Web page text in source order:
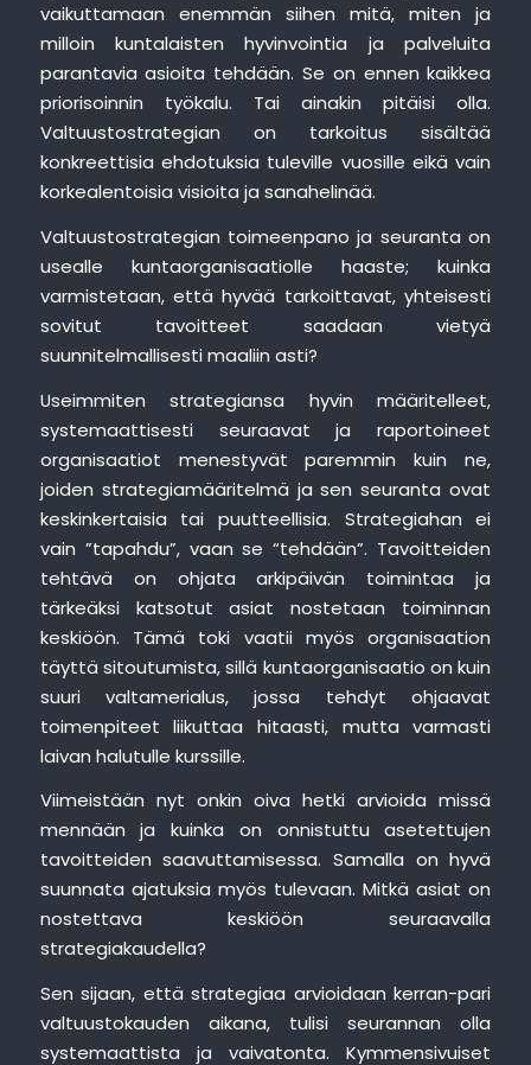
vaikuttamaan enemmän siihen mitä, miten ja
milloin kuntalaisten hyvinvointia ja palveluita
parantavia asioita tehdään. Se on ennen kaikkea
priorisoinnin työkalu. Tai ainakin pitäisi olla.
Valtuustostrategian on tarkoitus sisältää
konkreettisia ehdotuksia tuleville vuosille eikä vain
korkealentoisia visioita ja sanahelinää.
Valtuustostrategian toimeenpano ja seuranta on
usealle kuntaorganisaatiolle haaste; kuinka
varmistetaan, että hyvää tarkoittavat, yhteisesti
sovitut tavoitteet saadaan vietyä
suunnitelmallisesti maaliin asti?
Useimmiten strategiansa hyvin määritelleet,
systemaattisesti seuraavat ja raportoineet
organisaatiot menestyvät paremmin kuin ne,
joiden strategiamääritelmä ja sen seuranta ovat
keskinkertaisia tai puutteellisia. Strategiahan ei
vain ”tapahdu”, vaan se “tehdään”. Tavoitteiden
tehtävä on ohjata arkipäivän toimintaa ja
tärkeäksi katsotut asiat nostetaan toiminnan
keskiöön. Tämä toki vaatii myös organisaation
täyttä sitoutumista, sillä kuntaorganisaatio on kuin
suuri valtamerialus, jossa tehdyt ohjaavat
toimenpiteet liikuttaa hitaasti, mutta varmasti
laivan halutulle kurssille.
Viimeistään nyt onkin oiva hetki arvioida missä
mennään ja kuinka on onnistuttu asetettujen
tavoitteiden saavuttamisessa. Samalla on hyvä
suunnata ajatuksia myös tulevaan. Mitkä asiat on
nostettava keskiöön seuraavalla
strategiakaudella?
Sen sijaan, että strategiaa arvioidaan kerran-pari
valtuustokauden aikana, tulisi seurannan olla
systemaattista ja vaivatonta. Kymmensivuiset